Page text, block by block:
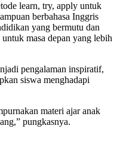
learn, try, apply untuk
berbahasa Inggris
yang bermutu dan
masa depan yang lebih
pengalaman inspiratif,
siswa menghadapi
materi ajar anak
pungkasnya.